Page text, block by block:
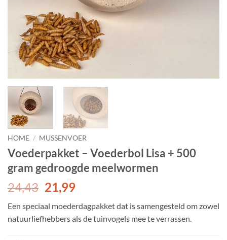
HOME / MUSSENVOER
Voederpakket – Voederbol Lisa + 500
gram gedroogde meelwormen
24,43 Oorspronkelijke
prijs
was:
24,43.
21,99Huidige
is:
21,99.
Een speciaal moederdagpakket dat is samengesteld om zowel
natuurliefhebbers als de tuinvogels mee te verrassen.